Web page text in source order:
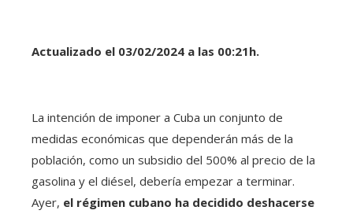
Actualizado el 03/02/2024 a las 00:21h.
La intención de imponer a Cuba un conjunto de
medidas económicas que dependerán más de la
población, como un subsidio del 500% al precio de la
gasolina y el diésel, debería empezar a terminar.
Ayer, el régimen cubano ha decidido deshacerse